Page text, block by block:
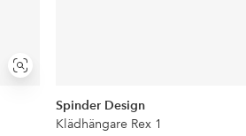
Visa
liknande
Spinder Design
Klädhängare Rex 1